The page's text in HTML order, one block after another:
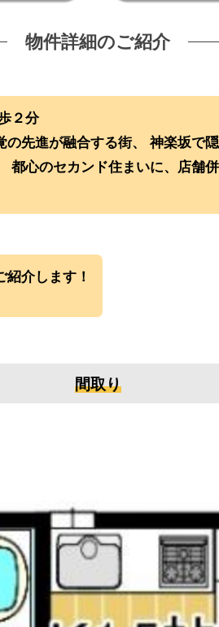
物件詳細のご紹介
」駅 徒歩２分
先進が融合する街、 神楽坂で
住まいに、店舗併用と
介します！
間取り